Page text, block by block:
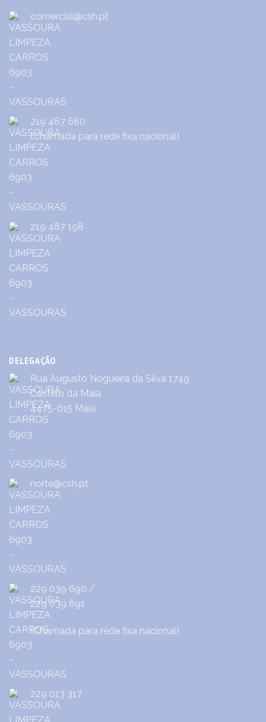
comercial@csh.pt
219 487 680
(Chamada para rede fixa nacional)
219 487 198
DELEGAÇÃO
Rua Augusto Nogueira da Silva 1749
Castêlo da Maia
4475-615 Maia
norte@csh.pt
229 039 690 /
229 039 691
(Chamada para rede fixa nacional)
229 013 317